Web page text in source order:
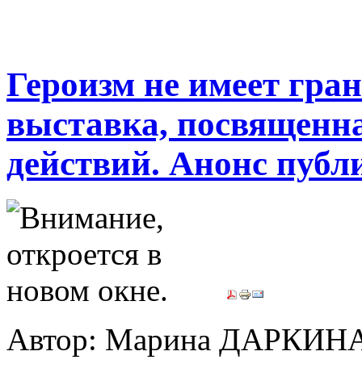
Героизм не имеет
выставка,
действий. Анонс
Автор: Марина